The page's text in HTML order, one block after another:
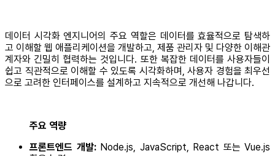
데이터 시각화 엔지니어의 주요 역할은 데이터를 효율적으로 탐색하
고 이해할 웹 애플리케이션을 개발하고, 제품 관리자 및 다양한 이해관
계자와 긴밀히 협력하는 것입니다. 또한 복잡한 데이터를 사용자들이
쉽고 직관적으로 이해할 수 있도록 시각화하며, 사용자 경험을 최우선
으로 고려한 인터페이스를 설계하고 지속적으로 개선해 나갑니다.
주요 역량
프론트엔드 개발:Node.js, JavaScript, React 또는 Vue.js